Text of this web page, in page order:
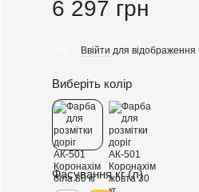
6 297 грн
Ввійти для відображення
Виберіть колір
Фасування кг (л)